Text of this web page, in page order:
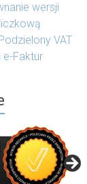
wersji
VAT
e-Faktur